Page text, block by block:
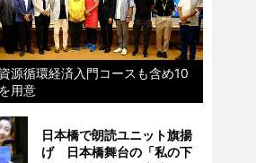
源循環経済入門コースも含め10
用意
日本橋で朗読ユニット旗揚
げ 日本橋舞台の「私の下